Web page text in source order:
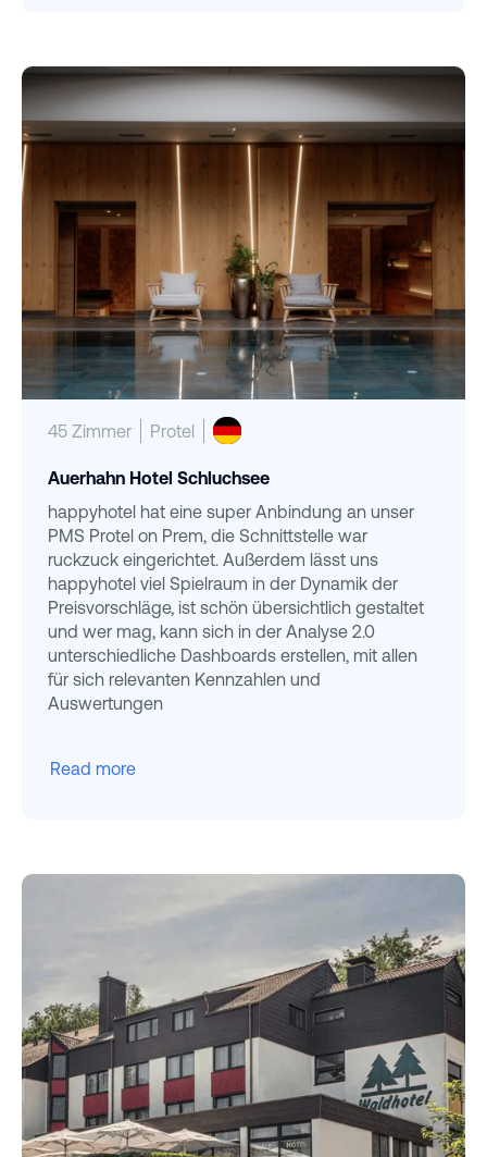
45 Zimmer Protel
Auerhahn Hotel Schluchsee
happyhotel hat eine super Anbindung an unser
PMS Protel on Prem, die Schnittstelle war
ruckzuck eingerichtet. Außerdem lässt uns
happyhotel viel Spielraum in der Dynamik der
Preisvorschläge, ist schön übersichtlich gestaltet
und wer mag, kann sich in der Analyse 2.0
unterschiedliche Dashboards erstellen, mit allen
für sich relevanten Kennzahlen und
Auswertungen
Read more